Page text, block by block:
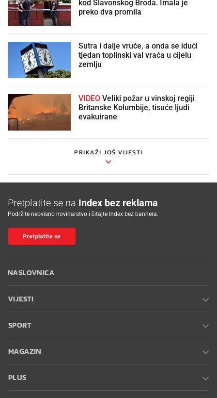
kod Slavonskog Broda. Imala je
preko dva promila
Sutra i dalje vruće, a onda se idući
tjedan toplinski val vraća u cijelu
zemlju
VIDEO
Britanske Kolumbije, tisuće ljudi
evakuirane
PRIKAŽI JOŠ VIJESTI
Pretplatite se na Index bez reklama
Podržite neovisno novinarstvo i čitajte Index bez bannera.
Pretplatite se
NASLOVNICA
VIJESTI
SPORT
MAGAZIN
PLUS